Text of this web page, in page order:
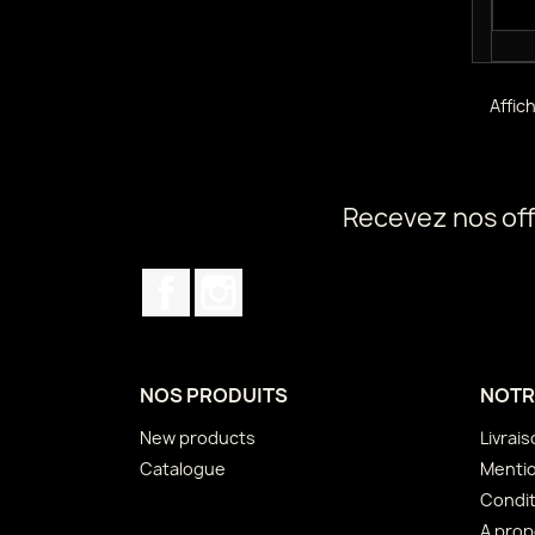
Recevez nos
NOS PRODUITS
New products
Catalogue